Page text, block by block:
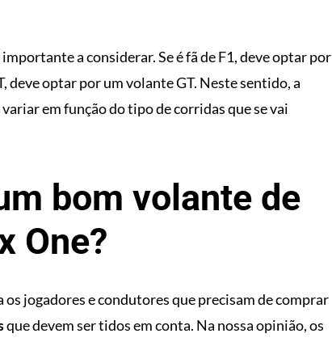
a considerar. Se é fã de F1, deve optar por
deve optar por um volante GT. Neste sentido, a
em função do tipo de corridas que se vai
bom volante de
One?
jogadores e condutores que precisam de comprar
que devem ser tidos em conta. Na nossa opinião, os